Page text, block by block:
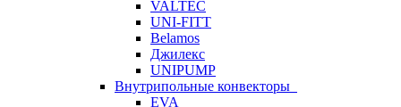
VALTEC
UNI-FITT
Belamos
Джилекс
UNIPUMP
Внутрипольные конвекторы
EVA